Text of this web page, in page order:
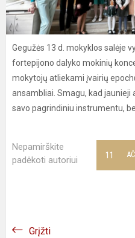
Gegužės 13 d. mokyklos salėje
fortepijono dalyko mokinių
mokytojų atliekami įvairių
ansambliai. Smagu, kad
savo pagrindiniu instrumentu,
Nepamirškite
padėkoti autoriui
11
Grįžti